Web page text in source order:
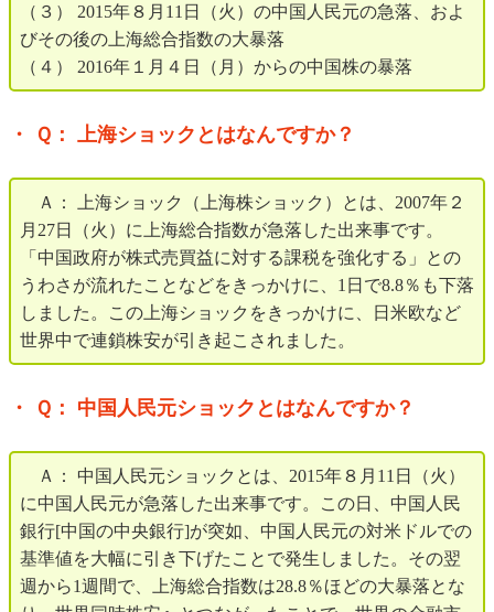
（３） 2015年８月11日（火）の中国人民元の急落、およ
びその後の上海総合指数の大暴落
（４） 2016年１月４日（月）からの中国株の暴落
・ Ｑ： 上海ショックとはなんですか？
Ａ： 上海ショック（上海株ショック）とは、2007年２
月27日（火）に上海総合指数が急落した出来事です。
「中国政府が株式売買益に対する課税を強化する」との
うわさが流れたことなどをきっかけに、1日で8.8％も下落
しました。この上海ショックをきっかけに、日米欧など
世界中で連鎖株安が引き起こされました。
・ Ｑ： 中国人民元ショックとはなんですか？
Ａ： 中国人民元ショックとは、2015年８月11日（火）
に中国人民元が急落した出来事です。この日、中国人民
銀行[中国の中央銀行]が突如、中国人民元の対米ドルでの
基準値を大幅に引き下げたことで発生しました。その翌
週から1週間で、上海総合指数は28.8％ほどの大暴落とな